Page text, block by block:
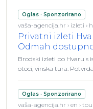
Oglas · Sponzorirano
vaša-agencija.hr › izleti ›
Privatni izleti
Odmah
Brodski izleti po Hvaru s
otoci, vinska tura.
Oglas · Sponzorirano
vaša-agencija.hr › en ›